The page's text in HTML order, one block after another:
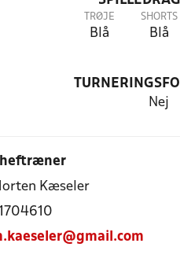
TRØJE
Blå
SHORTS
Blå
Nej
Kæseler